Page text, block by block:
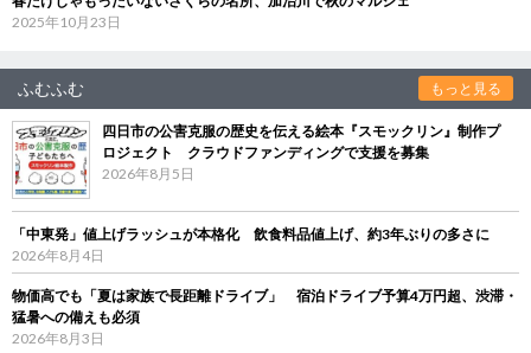
2025年10月23日
ふむふむ もっと見る
四日市の公害克服の歴史を伝える絵本『スモックリン』制作プ
ロジェクト クラウドファンディングで支援を募集
2026年8月5日
「中東発」値上げラッシュが本格化 飲食料品値上げ、約3年ぶりの多さに
2026年8月4日
物価高でも「夏は家族で長距離ドライブ」 宿泊ドライブ予算4万円超、渋滞・
猛暑への備えも必須
2026年8月3日